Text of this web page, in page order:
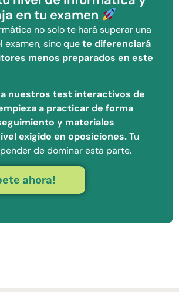
en tu examen
no solo te hará superar una
sino quete diferenciará
menos preparados en este
nuestros test interactivos de
a practicar de forma
y materiales
exigido en oposiciones.Tu
de dominar esta parte.
ahora!